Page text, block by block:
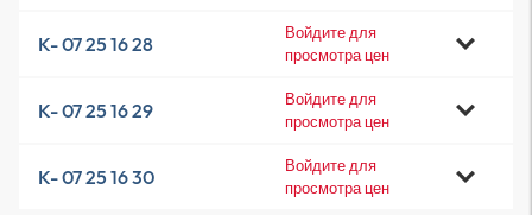
K- 07 25 16 28
Войдите для
просмотра цен
K- 07 25 16 29
Войдите для
просмотра цен
K- 07 25 16 30
Войдите для
просмотра цен